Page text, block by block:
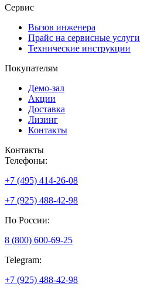
Сервис
Вызов инженера
Прайс на сервисные услуги
Технические инструкции
Покупателям
Демо-зал
Акции
Доставка
Лизинг
Контакты
Контакты
Телефоны:
+7 (495) 414-26-08
+7 (925) 488-42-98
По России:
8 (800) 600-69-25
Telegram:
+7 (925) 488-42-98